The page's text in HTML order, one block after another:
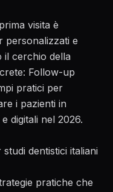
visita è
personalizzati e
il cerchio della
Follow-up
pratici per
i pazienti in
digitali nel 2026.
dentistici italiani
pratiche che